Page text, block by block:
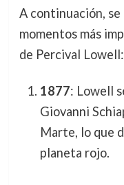
A continuación, se
momentos más
de Percival Lowell:
1877: Lowell
Giovanni
Marte, lo que
planeta rojo.